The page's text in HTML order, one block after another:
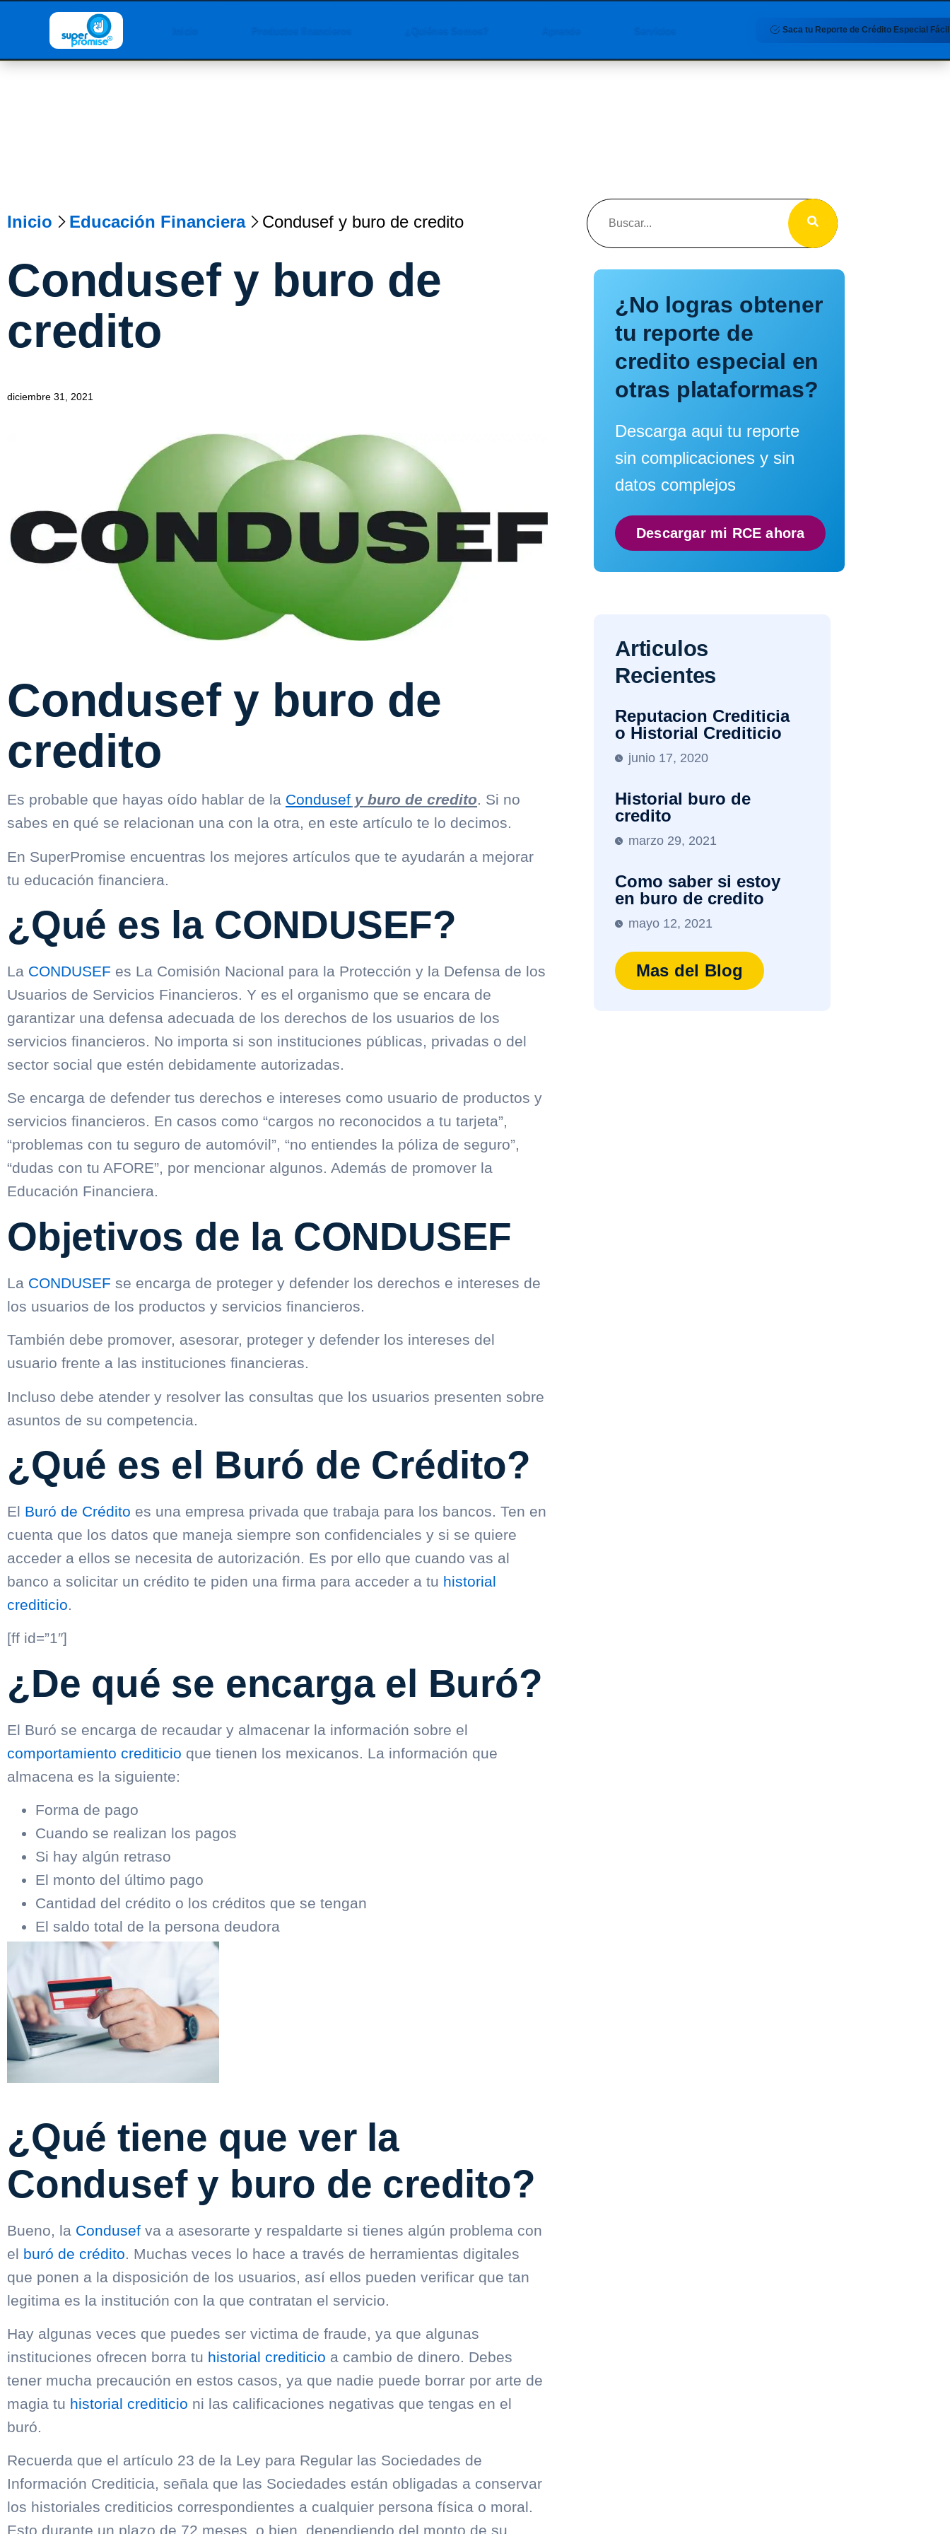
Servicios
Productos financieros ¿Quiénes Somos? Saca tu Reporte de Crédito Especial Fácil
Inicio Educación Financiera Condusef y buro de credito
Condusef y buro de
credito
diciembre 31, 2021
Condusef y buro de
credito
Es probable que hayas oído hablar de la Condusef y buro de credito. Si no
sabes en qué se relacionan una con la otra, en este artículo te lo decimos.
En SuperPromise encuentras los mejores artículos que te ayudarán a mejorar
tu educación financiera.
¿Qué es la CONDUSEF?
La CONDUSEF es La Comisión Nacional para la Protección y la Defensa de los
Usuarios de Servicios Financieros. Y es el organismo que se encara de
garantizar una defensa adecuada de los derechos de los usuarios de los
servicios financieros. No importa si son instituciones públicas, privadas o del
sector social que estén debidamente autorizadas.
Se encarga de defender tus derechos e intereses como usuario de productos y
servicios financieros. En casos como “cargos no reconocidos a tu tarjeta”,
“problemas con tu seguro de automóvil”, “no entiendes la póliza de seguro”,
“dudas con tu AFORE”, por mencionar algunos. Además de promover la
Educación Financiera.
Objetivos de la CONDUSEF
La CONDUSEF se encarga de proteger y defender los derechos e intereses de
los usuarios de los productos y servicios financieros.
También debe promover, asesorar, proteger y defender los intereses del
usuario frente a las instituciones financieras.
Incluso debe atender y resolver las consultas que los usuarios presenten sobre
asuntos de su competencia.
¿Qué es el Buró de Crédito?
El Buró de Crédito es una empresa privada que trabaja para los bancos. Ten en
cuenta que los datos que maneja siempre son confidenciales y si se quiere
acceder a ellos se necesita de autorización. Es por ello que cuando vas al
banco a solicitar un crédito te piden una firma para acceder a tu historial
crediticio.
[ff id=”1″]
¿De qué se encarga el Buró?
El Buró se encarga de recaudar y almacenar la información sobre el
comportamiento crediticio que tienen los mexicanos. La información que
almacena es la siguiente:
Forma de pago
Cuando se realizan los pagos
Si hay algún retraso
El monto del último pago
Cantidad del crédito o los créditos que se tengan
El saldo total de la persona deudora
¿Qué tiene que ver la
Condusef y buro de credito?
Bueno, la Condusef va a asesorarte y respaldarte si tienes algún problema con
el buró de crédito . Muchas veces lo hace a través de herramientas digitales
que ponen a la disposición de los usuarios, así ellos pueden verificar que tan
legitima es la institución con la que contratan el servicio.
Hay algunas veces que puedes ser victima de fraude, ya que algunas
instituciones ofrecen borra tu historial crediticio a cambio de dinero. Debes
tener mucha precaución en estos casos, ya que nadie puede borrar por arte de
magia tu historial crediticio ni las calificaciones negativas que tengas en el
buró.
Recuerda que el artículo 23 de la Ley para Regular las Sociedades de
Información Crediticia, señala que las Sociedades están obligadas a conservar
los historiales crediticios correspondientes a cualquier persona física o moral.
Esto durante un plazo de 72 meses, o bien, dependiendo del monto de su
¿No logras obtener
tu reporte de
credito especial en
otras plataformas?
Descarga aqui tu reporte
sin complicaciones y sin
datos complejos
Descargar mi RCE ahora
Articulos
Recientes
Reputacion Crediticia
o Historial Crediticio
junio 17, 2020
Historial buro de
credito
marzo 29, 2021
Como saber si estoy
en buro de credito
mayo 12, 2021
Mas del Blog